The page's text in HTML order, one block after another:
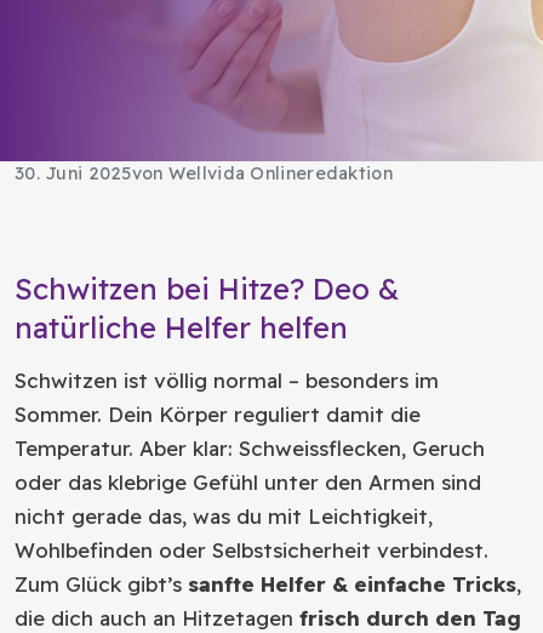
30. Juni 2025von Wellvida Onlineredaktion
Schwitzen bei Hitze? Deo &
natürliche Helfer helfen
Schwitzen ist völlig normal – besonders im
Sommer. Dein Körper reguliert damit die
Temperatur. Aber klar: Schweissflecken, Geruch
oder das klebrige Gefühl unter den Armen sind
nicht gerade das, was du mit Leichtigkeit,
Wohlbefinden oder Selbstsicherheit verbindest.
Zum Glück gibt’s sanfte Helfer & einfache Tricks,
die dich auch an Hitzetagen frisch durch den Tag